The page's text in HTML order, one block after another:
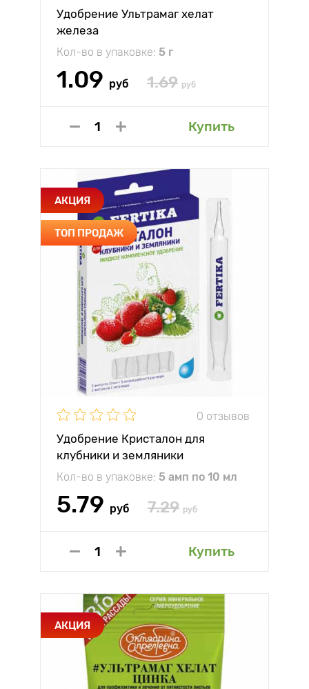
Удобрение Ультрамаг хелат
железа
Кол-во в упаковке: 5 г
1.09 руб 1.69 руб
Купить
АКЦИЯ
ТОП ПРОДАЖ
0 отзывов
Удобрение Кристалон для
клубники и земляники
Кол-во в упаковке: 5 амп по 10 мл
5.79 руб 7.29 руб
Купить
АКЦИЯ